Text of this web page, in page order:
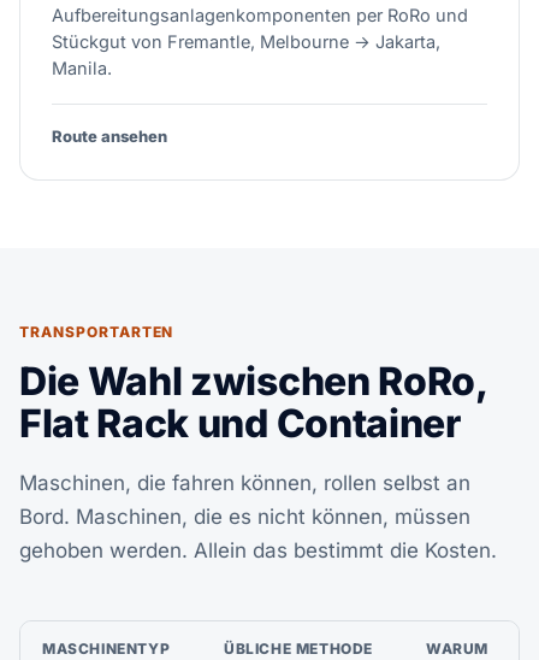
Aufbereitungsanlagenkomponenten per RoRo und
Stückgut von Fremantle, Melbourne → Jakarta,
Manila.
Route ansehen
TRANSPORTARTEN
Die Wahl zwischen RoRo,
Flat Rack und Container
Maschinen, die fahren können, rollen selbst an
Bord. Maschinen, die es nicht können, müssen
gehoben werden. Allein das bestimmt die Kosten.
MASCHINENTYP ÜBLICHE METHODE WARUM